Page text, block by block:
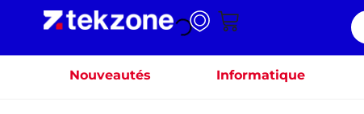
Nouveautés Informatique